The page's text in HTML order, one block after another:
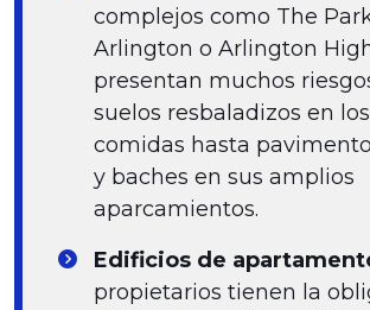
complejos como The
Arlington o Arlington
presentan muchos
suelos resbaladizos en
comidas hasta
y baches en sus amplios
aparcamientos.
Edificios de
propietarios tienen la